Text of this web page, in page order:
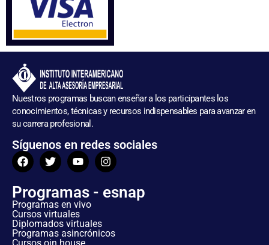
Nuestros programas buscan enseñar a los participantes los
conocimientos, técnicas y recursos indispensables para avanzar en
su carrera profesional.
Síguenos en redes sociales
Programas - esnap
Programas en vivo
Cursos virtuales
Diplomados virtuales
Programas asincrónicos